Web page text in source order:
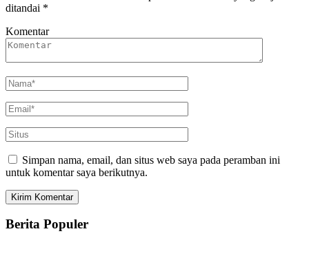
ditandai *
Komentar
Simpan nama, email, dan situs web saya pada peramban ini
untuk komentar saya berikutnya.
Berita Populer